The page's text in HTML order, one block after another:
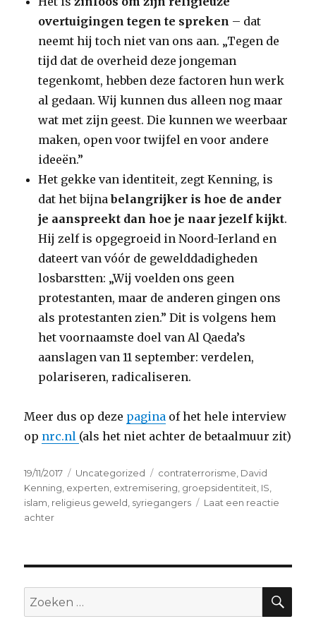
overtuigingen tegen te spreken – dat
neemt hij toch niet van ons aan. „Tegen de
tijd dat de overheid deze jongeman
tegenkomt, hebben deze factoren hun werk
al gedaan. Wij kunnen dus alleen nog maar
wat met zijn geest. Die kunnen we weerbaar
maken, open voor twijfel en voor andere
ideeën.”
Het gekke van identiteit, zegt Kenning, is
dat het bijnabelangrijker is hoe de ander
je aanspreekt dan hoe je naar jezelf kijkt.
Hij zelf is opgegroeid in Noord-Ierland en
dateert van vóór de gewelddadigheden
losbarstten: „Wij voelden ons geen
protestanten, maar de anderen gingen ons
als protestanten zien.” Dit is volgens hem
het voornaamste doel van Al Qaeda’s
aanslagen van 11 september: verdelen,
polariseren, radicaliseren.
Meer dus op deze pagina of het hele interview
op nrc.nl (als het niet achter de betaalmuur zit)
Geplaatst
op
19/11/2017 Categorieën
Uncategorized Tags
contraterrorisme David
Kenning experten extremisering groepsidentiteit IS
islam religieus geweld syriegangers
Laat een reactie
achterop
Zoeken
naar: